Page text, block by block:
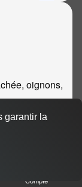
oignons,
Compte
garantir la